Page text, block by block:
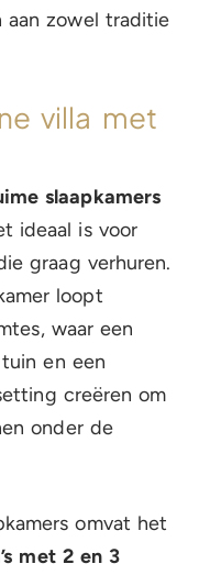
aan zowel traditie
villa met
slaapkamers
ideaal is voor
graag verhuren.
loopt
waar een
en een
creëren om
onder de
omvat het
met 2 en 3